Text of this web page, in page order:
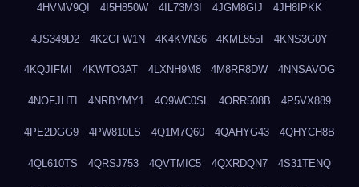
4HVMV9QI 4I5H850W 4IL73M3I 4JGM8GIJ 4JH8IPKK
4JS349D2 4K2GFW1N 4K4KVN36 4KML855I 4KNS3G0Y
4KQJIFMI 4KWTO3AT 4LXNH9M8 4M8RR8DW 4NNSAVOG
4NOFJHTI 4NRBYMY1 4O9WC0SL 4ORR508B 4P5VX889
4PE2DGG9 4PW810LS 4Q1M7Q60 4QAHYG43 4QHYCH8B
4QL610TS 4QRSJ753 4QVTMIC5 4QXRDQN7 4S31TENQ